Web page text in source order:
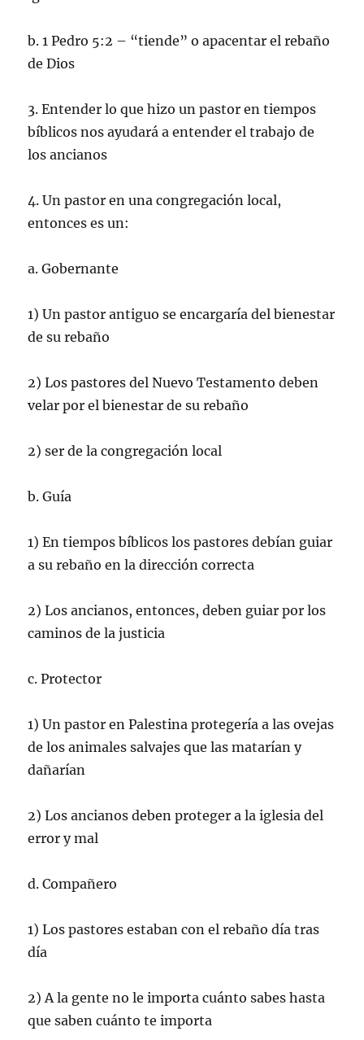
b. 1 Pedro 5:2 – “tiende” o apacentar el rebaño
de Dios
3. Entender lo que hizo un pastor en tiempos
bíblicos nos ayudará a entender el trabajo de
los ancianos
4. Un pastor en una congregación local,
entonces es un:
a. Gobernante
1) Un pastor antiguo se encargaría del bienestar
de su rebaño
2) Los pastores del Nuevo Testamento deben
velar por el bienestar de su rebaño
2) ser de la congregación local
b. Guía
1) En tiempos bíblicos los pastores debían guiar
a su rebaño en la dirección correcta
2) Los ancianos, entonces, deben guiar por los
caminos de la justicia
c. Protector
1) Un pastor en Palestina protegería a las ovejas
de los animales salvajes que las matarían y
dañarían
2) Los ancianos deben proteger a la iglesia del
error y mal
d. Compañero
1) Los pastores estaban con el rebaño día tras
día
2) A la gente no le importa cuánto sabes hasta
que saben cuánto te importa